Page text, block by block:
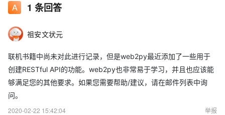
INSERT（我不确定是否需要ORM） 学习曲线低（并具有良好的文
简单） 可以水平缩放 更新：添加了缩放和文档部分
1 条回答
祖安文状元
联机书籍中尚未对此进行记录，但是web2py最近添加了一些用于
创建RESTful API的功能。web2py也非常易于学习，并且也应该能
够满足您的其他要求。如果您需要帮助/建议，请在邮件列表中询
问。
2020-02-22 15:42:04
举报